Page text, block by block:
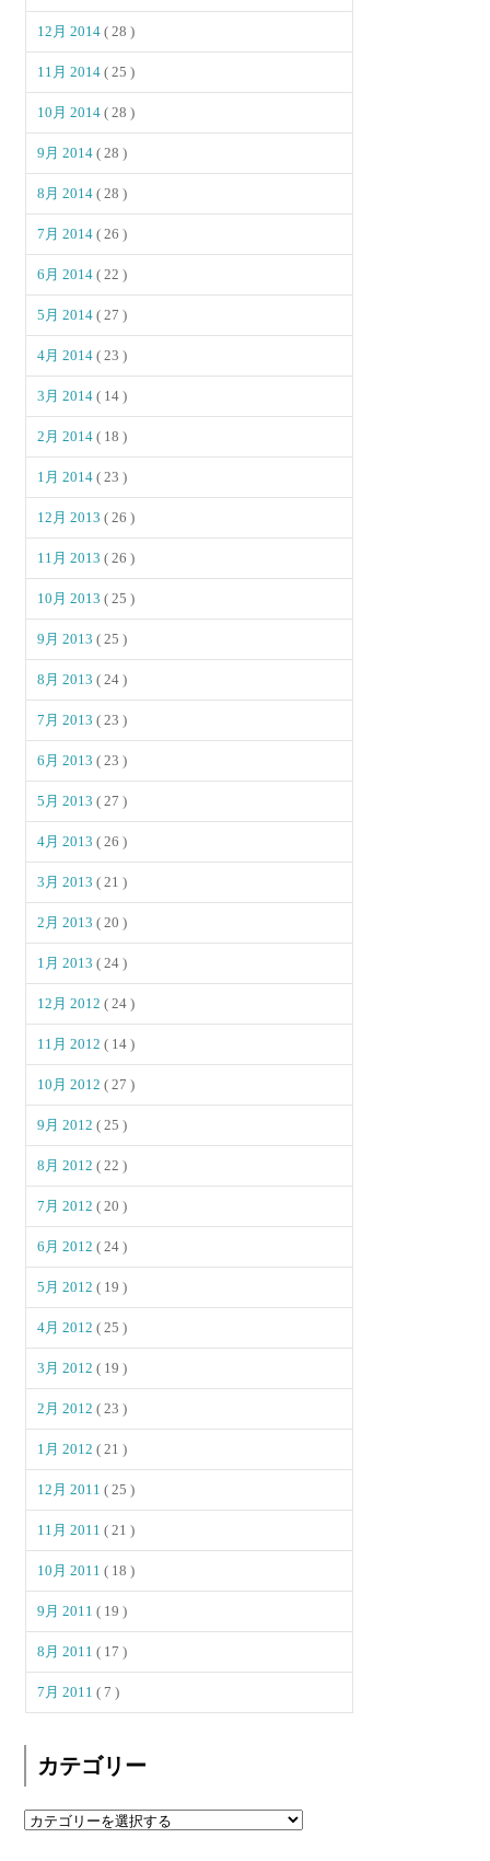
12月 2014( 28 )
11月 2014( 25 )
10月 2014( 28 )
9月 2014( 28 )
8月 2014( 28 )
7月 2014( 26 )
6月 2014( 22 )
5月 2014( 27 )
4月 2014( 23 )
3月 2014( 14 )
2月 2014( 18 )
1月 2014( 23 )
12月 2013( 26 )
11月 2013( 26 )
10月 2013( 25 )
9月 2013( 25 )
8月 2013( 24 )
7月 2013( 23 )
6月 2013( 23 )
5月 2013( 27 )
4月 2013( 26 )
3月 2013( 21 )
2月 2013( 20 )
1月 2013( 24 )
12月 2012( 24 )
11月 2012( 14 )
10月 2012( 27 )
9月 2012( 25 )
8月 2012( 22 )
7月 2012( 20 )
6月 2012( 24 )
5月 2012( 19 )
4月 2012( 25 )
3月 2012( 19 )
2月 2012( 23 )
1月 2012( 21 )
12月 2011( 25 )
11月 2011( 21 )
10月 2011( 18 )
9月 2011( 19 )
8月 2011( 17 )
7月 2011( 7 )
カテゴリー